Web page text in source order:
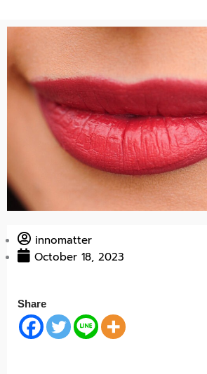
innomatter
October 18, 2023
Share